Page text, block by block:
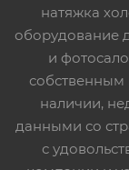
натяжка
оборудование
и
собственным
наличии,
данными со
с